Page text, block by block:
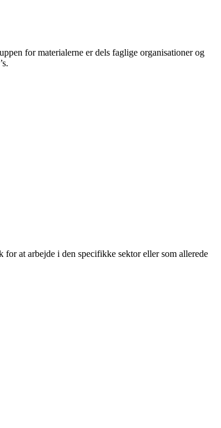
for materialerne er dels faglige organisationer og
at arbejde i den specifikke sektor eller som allerede